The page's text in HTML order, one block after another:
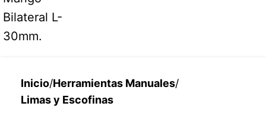
Inicio/Herramientas Manuales/
Limas y Escofinas